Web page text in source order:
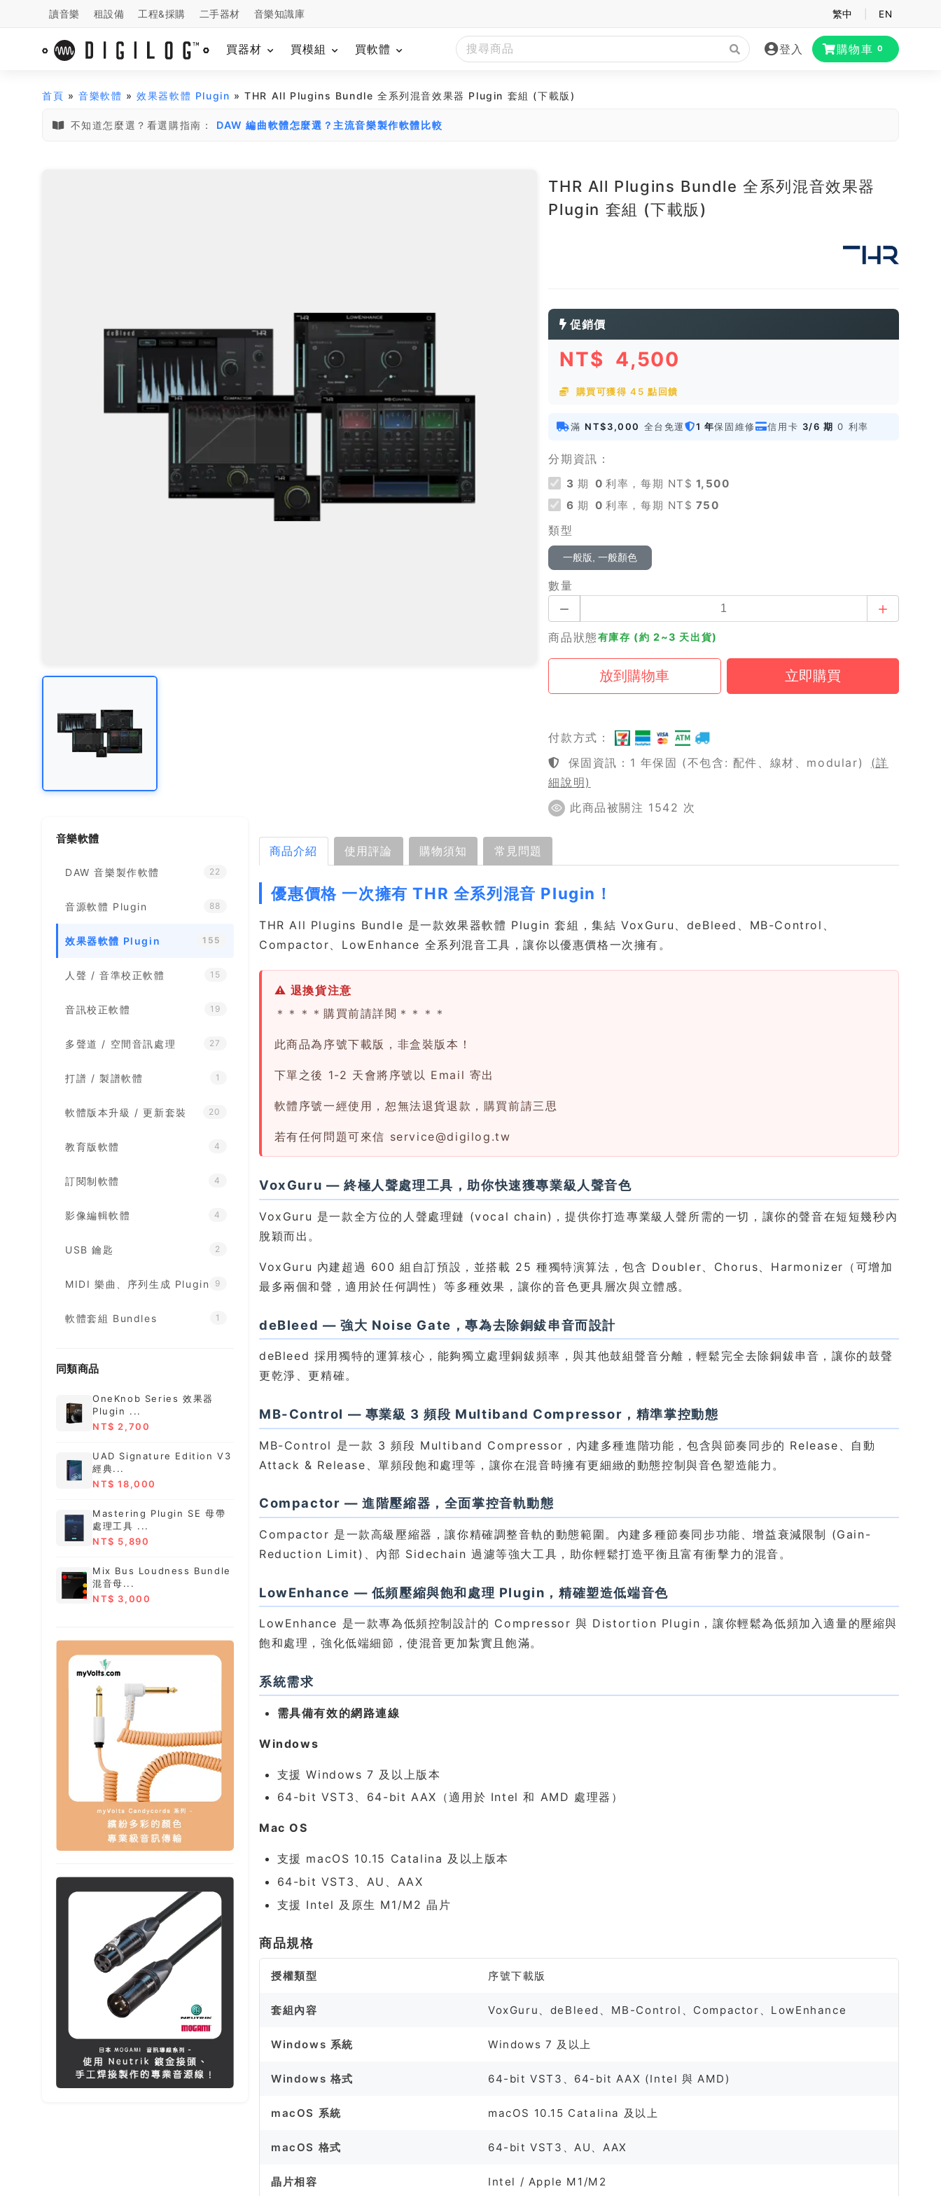
讀音樂 租設備 工程&採購 二手器材 音樂知識庫 繁中 EN
買器材 買模組 買軟體 登入 購物車 0
首頁 »音樂軟體 »效果器軟體 Plugin » THR All Plugins Bundle 全系列混音效果器 Plugin 套組 (下載版)
不知道怎麼選？看選購指南： DAW 編曲軟體怎麼選？主流音樂製作軟體比較
THR All Plugins Bundle 全系列混音效果器
Plugin 套組 (下載版)
促銷價
NT$ 4,500
購買可獲得 45 點回饋
滿 NT$3,000 全台免運 1 年保固維修 信用卡 3/6 期 0 利率
分期資訊：
3 期 0 利率，每期 NT$ 1,500
6 期 0 利率，每期 NT$ 750
類型
一般版, 一般顏色
數量
商品狀態有庫存 (約 2~3 天出貨)
付款方式：
保固資訊：1 年保固 (不包含: 配件、線材、modular)
(詳
細說明)
此商品被關注 1542 次
音樂軟體
DAW 音樂製作軟體 22
音源軟體 Plugin 88
效果器軟體 Plugin 155
人聲 / 音準校正軟體 15
音訊校正軟體 19
多聲道 / 空間音訊處理 27
打譜 / 製譜軟體 1
軟體版本升級 / 更新套裝 20
教育版軟體 4
訂閱制軟體 4
影像編輯軟體 4
USB 鑰匙 2
MIDI 樂曲、序列生成 Plugin 9
軟體套組 Bundles 1
同類商品
OneKnob Series 效果器
Plugin ...
NT$ 2,700
UAD Signature Edition V3
經典...
NT$ 18,000
Mastering Plugin SE 母帶
處理工具 ...
NT$ 5,890
Mix Bus Loudness Bundle
混音母...
NT$ 3,000
商品介紹 使用評論 購物須知 常見問題
優惠價格 一次擁有 THR 全系列混音 Plugin！
THR All Plugins Bundle 是一款效果器軟體 Plugin 套組，集結 VoxGuru、deBleed、MB-Control、
Compactor、LowEnhance 全系列混音工具，讓你以優惠價格一次擁有。
⚠ 退換貨注意
＊＊＊＊購買前請詳閱＊＊＊＊
此商品為序號下載版，非盒裝版本！
下單之後 1-2 天會將序號以 Email 寄出
軟體序號一經使用，恕無法退貨退款，購買前請三思
若有任何問題可來信 service@digilog.tw
VoxGuru — 終極人聲處理工具，助你快速獲專業級人聲音色
VoxGuru 是一款全方位的人聲處理鏈 (vocal chain)，提供你打造專業級人聲所需的一切，讓你的聲音在短短幾秒內
脫穎而出。
VoxGuru 內建超過 600 組自訂預設，並搭載 25 種獨特演算法，包含 Doubler、Chorus、Harmonizer（可增加
最多兩個和聲，適用於任何調性）等多種效果，讓你的音色更具層次與立體感。
deBleed — 強大 Noise Gate，專為去除銅鈸串音而設計
deBleed 採用獨特的運算核心，能夠獨立處理銅鈸頻率，與其他鼓組聲音分離，輕鬆完全去除銅鈸串音，讓你的鼓聲
更乾淨、更精確。
MB-Control — 專業級 3 頻段 Multiband Compressor，精準掌控動態
MB-Control 是一款 3 頻段 Multiband Compressor，內建多種進階功能，包含與節奏同步的 Release、自動
Attack & Release、單頻段飽和處理等，讓你在混音時擁有更細緻的動態控制與音色塑造能力。
Compactor — 進階壓縮器，全面掌控音軌動態
Compactor 是一款高級壓縮器，讓你精確調整音軌的動態範圍。內建多種節奏同步功能、增益衰減限制 (Gain-
Reduction Limit)、內部 Sidechain 過濾等強大工具，助你輕鬆打造平衡且富有衝擊力的混音。
LowEnhance — 低頻壓縮與飽和處理 Plugin，精確塑造低端音色
LowEnhance 是一款專為低頻控制設計的 Compressor 與 Distortion Plugin，讓你輕鬆為低頻加入適量的壓縮與
飽和處理，強化低端細節，使混音更加紮實且飽滿。
系統需求
需具備有效的網路連線
Windows
支援 Windows 7 及以上版本
64-bit VST3、64-bit AAX（適用於 Intel 和 AMD 處理器）
Mac OS
支援 macOS 10.15 Catalina 及以上版本
64-bit VST3、AU、AAX
支援 Intel 及原生 M1/M2 晶片
商品規格
授權類型 序號下載版
套組內容 VoxGuru、deBleed、MB-Control、Compactor、LowEnhance
Windows 系統 Windows 7 及以上
Windows 格式 64-bit VST3、64-bit AAX (Intel 與 AMD)
macOS 系統 macOS 10.15 Catalina 及以上
macOS 格式 64-bit VST3、AU、AAX
晶片相容 Intel / Apple M1/M2